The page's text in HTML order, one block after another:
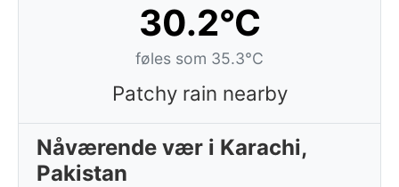
30.2°C
føles som 35.3°C
Patchy rain nearby
Nåværende vær i Karachi,
Pakistan